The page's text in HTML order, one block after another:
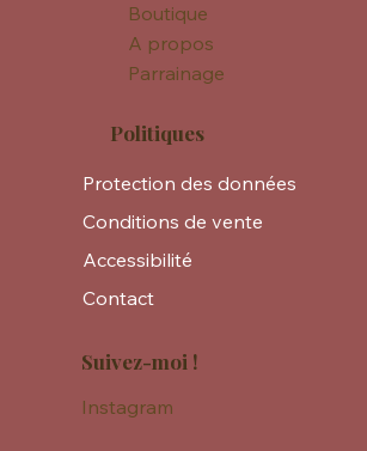
Boutique
A propos
Parrainage
Politiques
Protection des données
Conditions de vente
Accessibilité
Contact
Suivez-moi !
Instagram